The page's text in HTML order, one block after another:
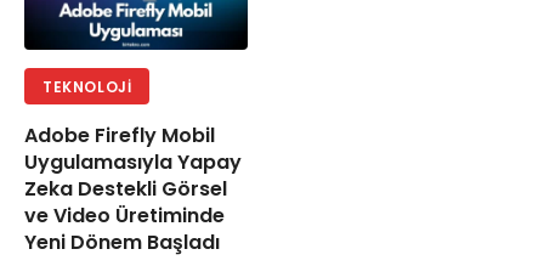
TEKNOLOJI
Adobe Firefly Mobil
Uygulamasıyla Yapay
Zeka Destekli Görsel
ve Video Üretiminde
Yeni Dönem Başladı